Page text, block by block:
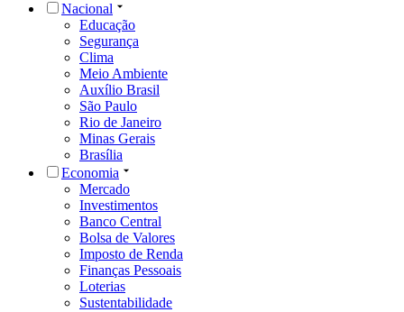
Nacional
Educação
Segurança
Clima
Meio Ambiente
Auxílio Brasil
São Paulo
Rio de Janeiro
Minas Gerais
Brasília
Economia
Mercado
Investimentos
Banco Central
Bolsa de Valores
Imposto de Renda
Finanças Pessoais
Loterias
Sustentabilidade